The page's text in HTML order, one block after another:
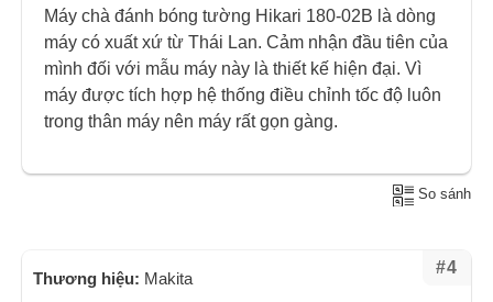
Máy chà đánh bóng tường Hikari 180-02B là dòng
máy có xuất xứ từ Thái Lan. Cảm nhận đầu tiên của
mình đối với mẫu máy này là thiết kế hiện đại. Vì
máy được tích hợp hệ thống điều chỉnh tốc độ luôn
trong thân máy nên máy rất gọn gàng.
So sánh
#4
Thương hiệu: Makita